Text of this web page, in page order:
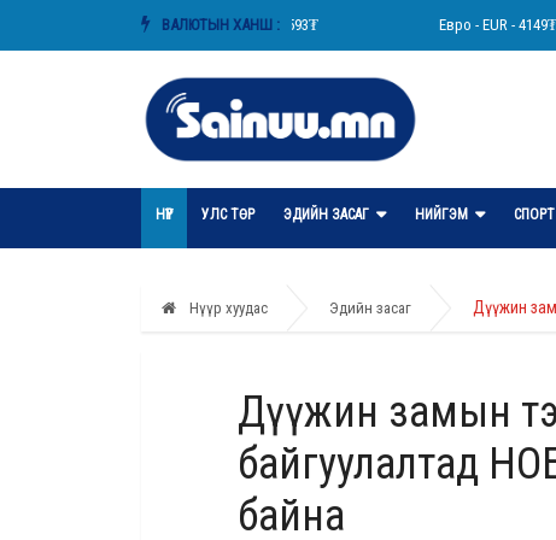
ВАЛЮТЫН ХАНШ :
АНУ-ын доллар - USD - 3593₮ Евро - EUR - 4149₮
НҮҮР УЛС ТӨР ЭДИЙН ЗАСАГ НИЙГЭМ СПОРТ
Нүүр хуудас Эдийн засаг Дүүжин
Дүүжин замын
байгуулалтад
байна